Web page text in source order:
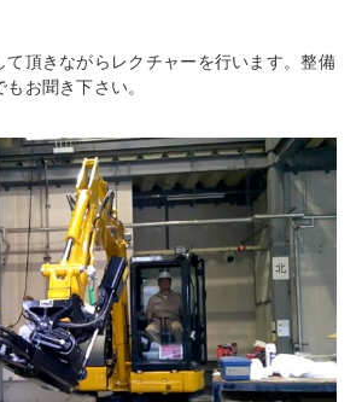
て頂きながらレクチャーを行います。整備
お聞き下さい。